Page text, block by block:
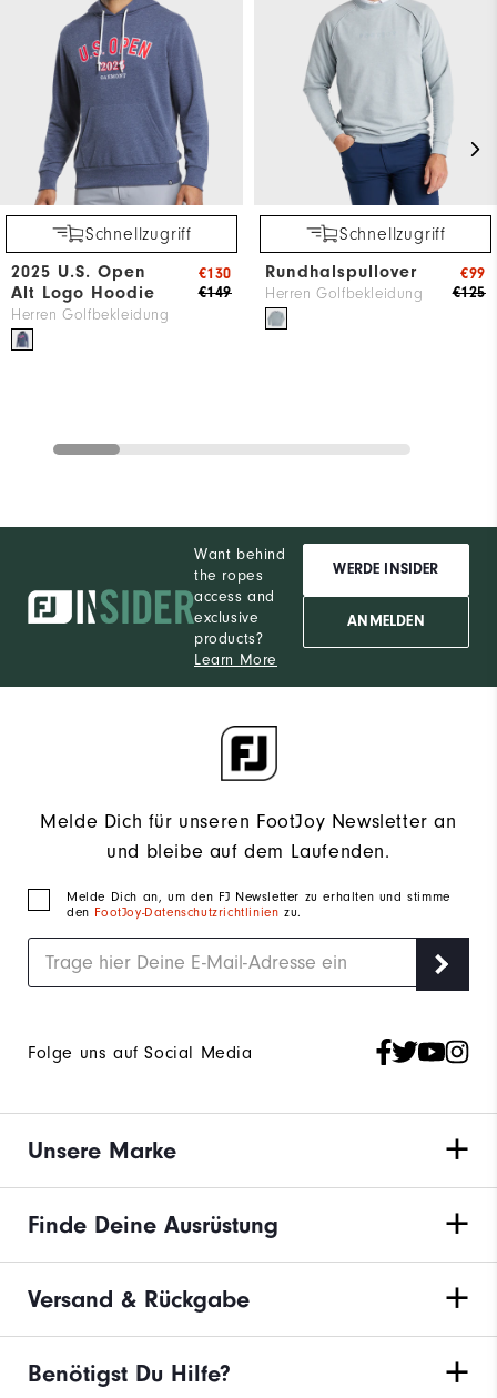
Schnellzugriff
2025 U.S. Open
Alt Logo Hoodie
Herren Golfbekleidung
€149
€130
Schnellzugriff
Rundhalspullover
Herren Golfbekleidung €125
€99
Want behind
the ropes
access and
exclusive
products?
Learn More
WERDE INSIDER
ANMELDEN
Melde Dich für unseren FootJoy Newsletter an
und bleibe auf dem Laufenden.
Melde Dich an, um den FJ Newsletter zu erhalten und stimme
den FootJoy-Datenschutzrichtlinienzu.
Folge uns auf Social Media
Unsere Marke
Finde Deine Ausrüstung
Versand & Rückgabe
Benötigst Du Hilfe?